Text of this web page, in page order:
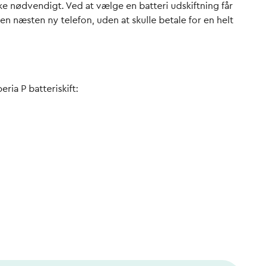
nødvendigt. Ved at vælge en batteri udskiftning får
næsten ny telefon, uden at skulle betale for en helt
P batteriskift: